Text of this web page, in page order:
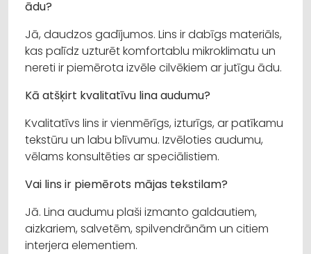
ādu?
Jā, daudzos gadījumos. Lins ir dabīgs materiāls,
kas palīdz uzturēt komfortablu mikroklimatu un
nereti ir piemērota izvēle cilvēkiem ar jutīgu ādu.
Kā atšķirt kvalitatīvu lina audumu?
Kvalitatīvs lins ir vienmērīgs, izturīgs, ar patīkamu
tekstūru un labu blīvumu. Izvēloties audumu,
vēlams konsultēties ar speciālistiem.
Vai lins ir piemērots mājas tekstilam?
Jā. Lina audumu plaši izmanto galdautiem,
aizkariem, salvetēm, spilvendrānām un citiem
interjera elementiem.